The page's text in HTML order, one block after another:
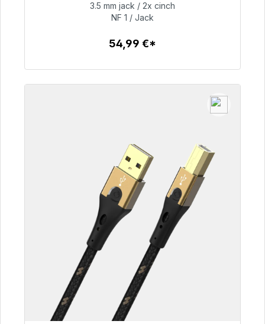
54,99 €
3.5 mm jack / 2x cinch
NF 1 / Jack
54,99 €*